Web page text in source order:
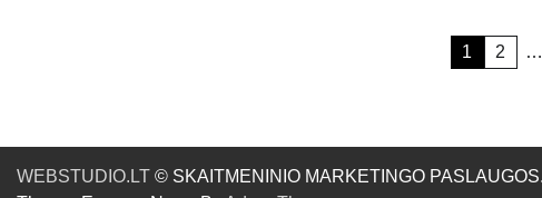
1 2 …
WEBSTUDIO.LT © SKAITMENINIO MARKETINGO